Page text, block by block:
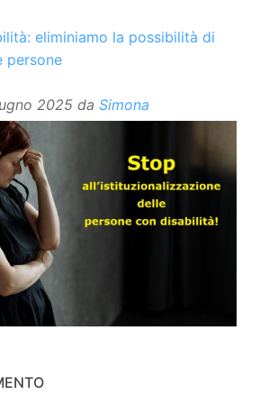
eliminiamo la possibilità di
persone
2025 da Simona